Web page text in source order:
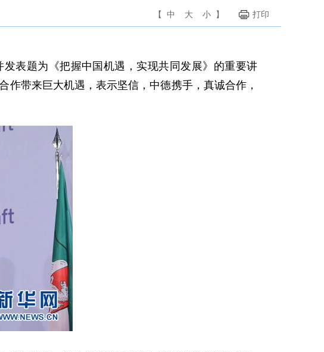
【 中 大 小 】 打印
表题为《把握中国机遇，实现共同发展》的重要讲
带来巨大机遇，表示坚信，中德携手，真诚合作，